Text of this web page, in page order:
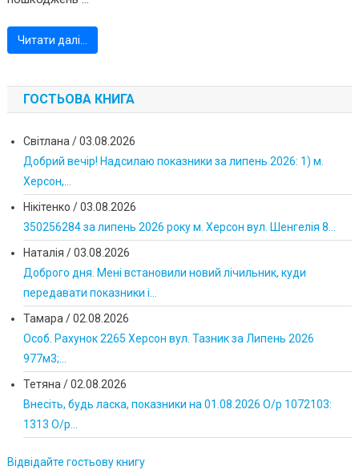
Читати далі…
ГОСТЬОВА КНИГА
Світлана /03.08.2026
Добрий вечір! Надсилаю показники за липень 2026: 1) м.
Херсон,...
Нікітенко /03.08.2026
350256284 за липень 2026 року м. Херсон вул. Шенгелія 8...
Наталія /03.08.2026
Доброго дня. Мені встановили новий лічильник, куди
передавати показники і...
Тамара /02.08.2026
Особ. Рахунок 2265 Херсон вул. Тазник за Липень 2026
977м3;...
Тетяна /02.08.2026
Внесіть, будь ласка, показники на 01.08.2026 О/р 1072103:
1313 О/р...
Відвідайте гостьову книгу